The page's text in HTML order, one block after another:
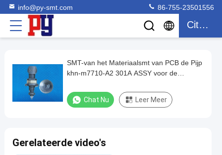
info@py-smt.com 86-755-23501556
Citaat
SMT-
van
het
Materiaalsmt
de
SMT-van het Materiaalsmt van PCB de Pijp
khn-m7710-A2 301A ASSY voor de
Chat Nu Leer Meer
Gerelateerde video's